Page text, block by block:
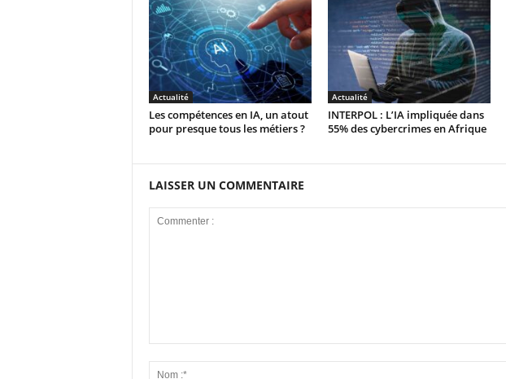
Actualité
Les compétences en IA, un atout
pour presque tous les métiers ?
Actualité
INTERPOL : L’IA impliquée dans
55% des cybercrimes en Afrique
LAISSER UN COMMENTAIRE